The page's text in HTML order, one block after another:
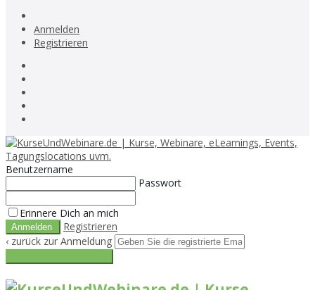
Anmelden
Registrieren
Benutzername
Passwort
Erinnere Dich an mich
Registrieren
‹ zurück zur Anmeldung